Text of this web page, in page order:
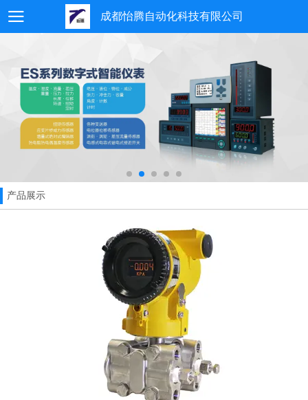
成都怡腾自动化科技有限公司
产品展示